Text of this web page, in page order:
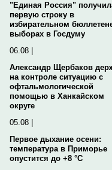
"Единая Россия"
первую строку в
избирательном
выборах в Госдуму
06.08 |
Александр Щербаков
на контроле ситуацию с
офтальмологической
помощью в Ханкайском
округе
05.08 |
Первое дыхание осени:
температура в Приморье
опустится до +8 °C